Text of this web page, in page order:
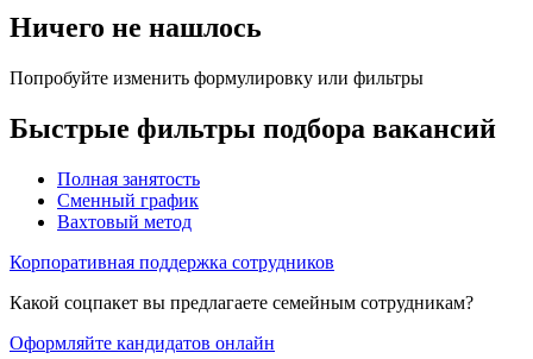
Ничего не нашлось
Попробуйте изменить формулировку или фильтры
Быстрые фильтры подбора вакансий
Полная занятость
Сменный график
Вахтовый метод
Корпоративная поддержка сотрудников
Какой соцпакет вы предлагаете семейным сотрудникам?
Оформляйте кандидатов онлайн